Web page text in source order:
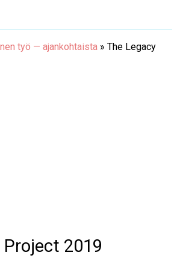
työ — ajankohtaista » The Legacy
2019